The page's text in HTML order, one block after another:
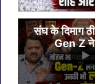
संघ के दिमाग
Gen Z ने